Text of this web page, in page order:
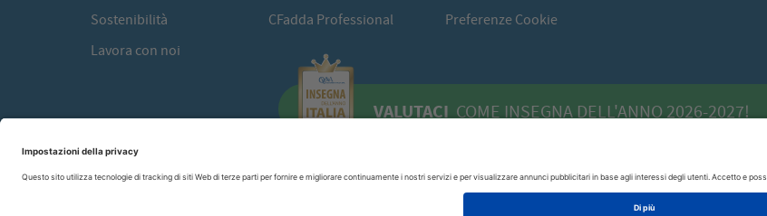
Sostenibilità
Lavora con noi
CFadda Professional
Preferenze Cookie
VALUTACI COME INSEGNA DELL'ANNO 2026-2027!
CFadda SRLa socio unico -Copyright© 2026 Via Calamattia, 23 - 09134 Cagliari (CA)070/520422P.I. 00613980929